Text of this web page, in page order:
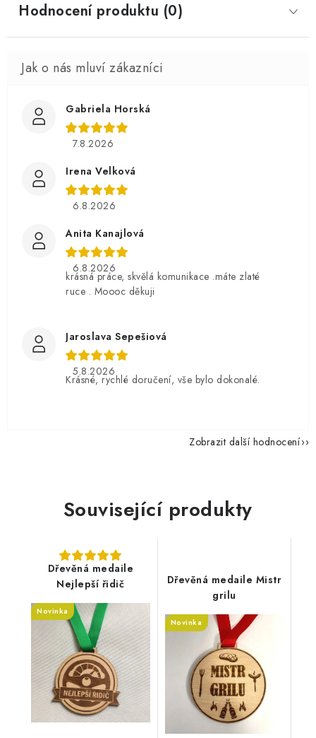
Hodnocení produktu (0)
Gabriela Horská
7.8.2026
Irena Velková
6.8.2026
Anita Kanajlová
6.8.2026
krásná práce, skvělá komunikace .máte zlaté
ruce . Moooc děkuji
Jaroslava Sepešiová
5.8.2026
Krásné, rychlé doručení, vše bylo dokonalé.
Zobrazit další hodnocení
Související produkty
Dřevěná medaile
Nejlepší řidič
Novinka
Dřevěná medaile Mistr
grilu
Novinka